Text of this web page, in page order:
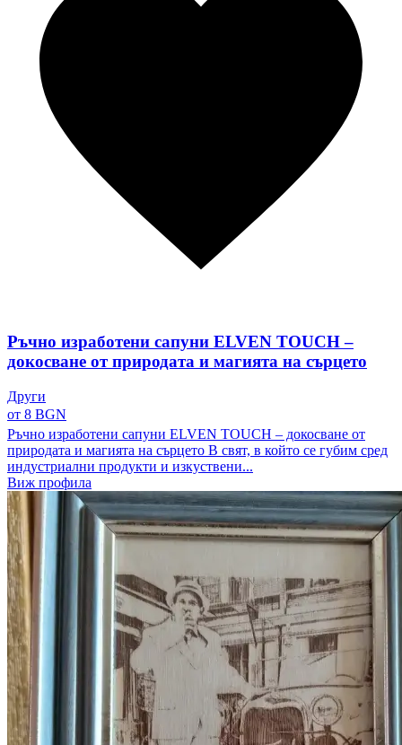
Ръчно изработени сапуни ELVEN TOUCH –
докосване от природата и магията на сърцето
Други
от 8 BGN
Ръчно изработени сапуни ELVEN TOUCH – докосване от
природата и магията на сърцето В свят, в който се губим сред
индустриални продукти и изкуствени...
Виж профила